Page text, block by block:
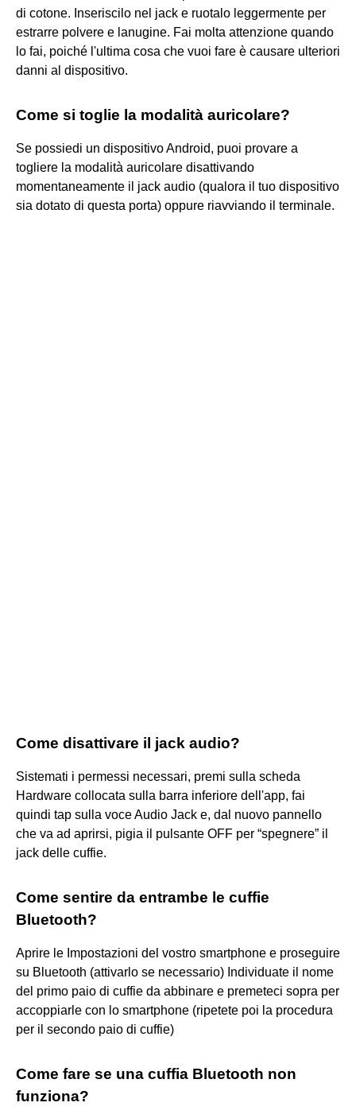
di cotone. Inseriscilo nel jack e ruotalo leggermente per
estrarre polvere e lanugine. Fai molta attenzione quando
lo fai, poiché l'ultima cosa che vuoi fare è causare ulteriori
danni al dispositivo.
Come si toglie la modalità auricolare?
Se possiedi un dispositivo Android, puoi provare a
togliere la modalità auricolare disattivando
momentaneamente il jack audio (qualora il tuo dispositivo
sia dotato di questa porta) oppure riavviando il terminale.
Come disattivare il jack audio?
Sistemati i permessi necessari, premi sulla scheda
Hardware collocata sulla barra inferiore dell'app, fai
quindi tap sulla voce Audio Jack e, dal nuovo pannello
che va ad aprirsi, pigia il pulsante OFF per “spegnere” il
jack delle cuffie.
Come sentire da entrambe le cuffie
Bluetooth?
Aprire le Impostazioni del vostro smartphone e proseguire
su Bluetooth (attivarlo se necessario) Individuate il nome
del primo paio di cuffie da abbinare e premeteci sopra per
accoppiarle con lo smartphone (ripetete poi la procedura
per il secondo paio di cuffie)
Come fare se una cuffia Bluetooth non
funziona?